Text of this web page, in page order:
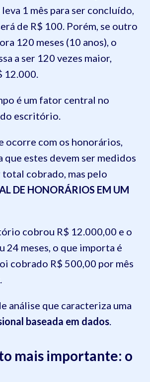
1 mês para ser concluído,
de R$ 100. Porém, se outro
120 meses (10 anos), o
a ser 120 vezes maior,
12.000.
é um fator central no
escritório.
ocorre com os honorários,
que estes devem ser medidos
cobrado, mas pelo
DE HONORÁRIOS EM UM
cobrou R$ 12.000,00 e o
24 meses, o que importa é
cobrado R$ 500,00 por mês
análise que caracteriza uma
baseada em dados.
mais importante: o